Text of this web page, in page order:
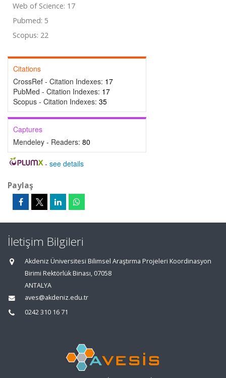
Web of Science: 17
Pubmed: 5
Scopus: 22
Citations
CrossRef - Citation Indexes: 17
PubMed - Citation Indexes: 17
Scopus - Citation Indexes: 35
Captures
Mendeley - Readers: 80
- see details
Paylaş
İletişim Bilgileri
Akdeniz Üniversitesi Bilimsel Araştırma Projeleri Koordinasyon
Birimi Rektörlük Binası, 07058
ANTALYA
aves@akdeniz.edu.tr
0242 310 16 71